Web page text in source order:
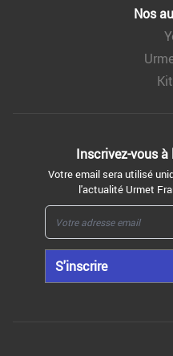
Nos
Inscrivez-vous à
Votre email sera utilisé
l'actualité Urmet
S'inscrire